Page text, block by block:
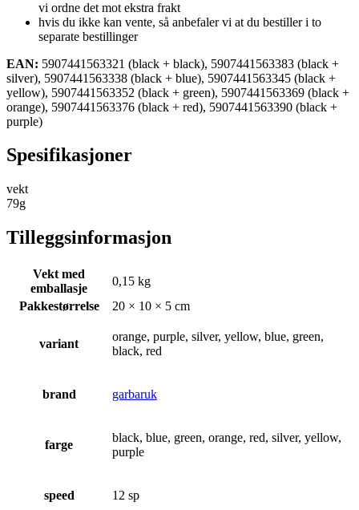
vi ordne det mot ekstra frakt
hvis du ikke kan vente, så anbefaler vi at du bestiller i to
separate bestillinger
EAN: 5907441563321 (black + black), 5907441563383 (black +
silver), 5907441563338 (black + blue), 5907441563345 (black +
yellow), 5907441563352 (black + green), 5907441563369 (black +
orange), 5907441563376 (black + red), 5907441563390 (black +
purple)
Spesifikasjoner
vekt
79g
Tilleggsinformasjon
Vekt med
emballasje
0,15 kg
Pakkestørrelse
20 × 10 × 5 cm
variant
orange, purple, silver, yellow, blue, green,
black, red
brand garbaruk
farge
black, blue, green, orange, red, silver, yellow,
purple
speed 12 sp